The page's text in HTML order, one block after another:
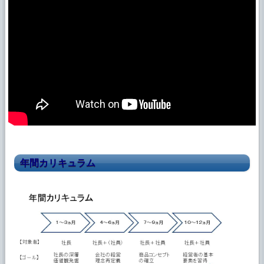
年間カリキュラム